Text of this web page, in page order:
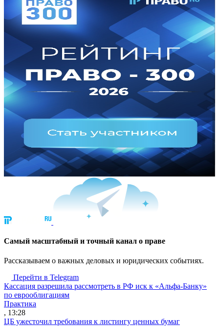
Cамый масштабный и точный канал о праве
Рассказываем о важных деловых и юридических событиях.
Перейти в Telegram
Кассация разрешила рассмотреть в РФ иск к «Альфа-Банку»
по еврооблигациям
Практика
, 13:28
ЦБ ужесточил требования к листингу ценных бумаг